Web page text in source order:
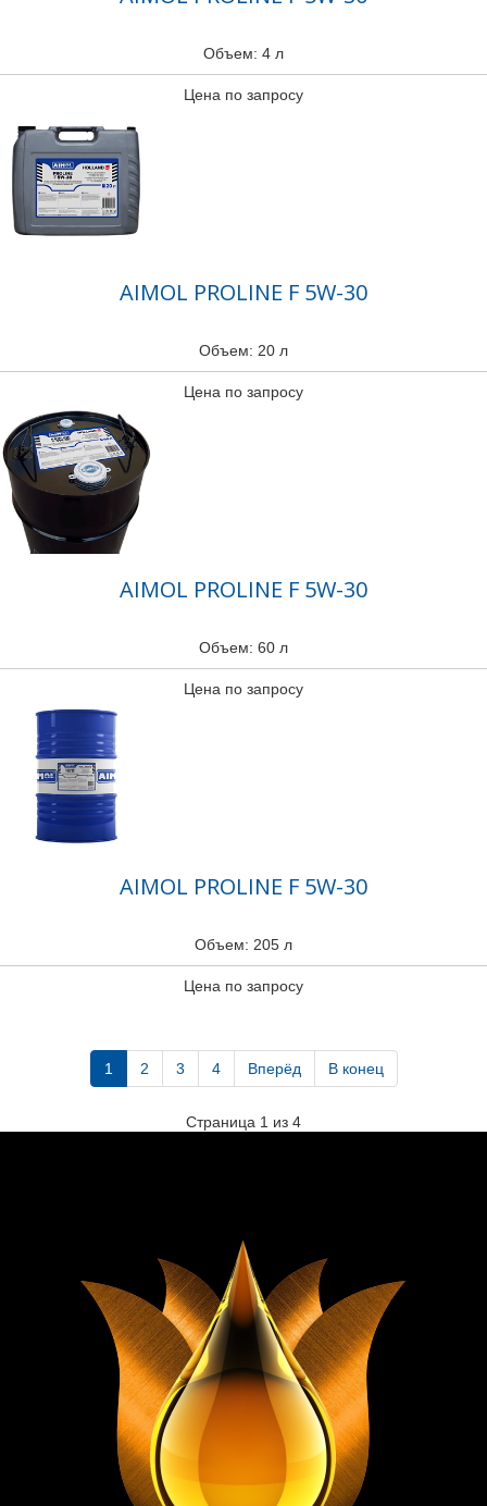
Объем: 4 л
Цена по запросу
AIMOL PROLINE F 5W-30
Объем: 20 л
Цена по запросу
AIMOL PROLINE F 5W-30
Объем: 60 л
Цена по запросу
AIMOL PROLINE F 5W-30
Объем: 205 л
Цена по запросу
1 2 3 4 Вперёд В конец
Страница 1 из 4